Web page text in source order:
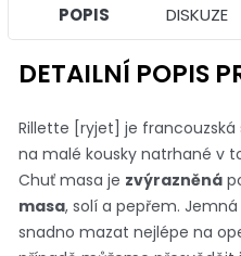
POPIS DISKUZE
DETAILNÍ POPIS
Rillette [ryjet] je francouzská
na malé kousky natrhané v
Chuť masa je zvýrazněná
masa, solí a pepřem.
snadno mazat nejlépe na